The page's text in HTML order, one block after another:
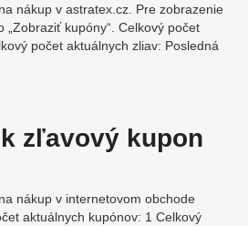
nákup v astratex.cz. Pre zobrazenie
„Zobraziť kupóny“. Celkový počet
počet aktuálnych zliav: Posledná
zľavový kupon
nákup v internetovom obchode
aktuálnych kupónov: 1 Celkový